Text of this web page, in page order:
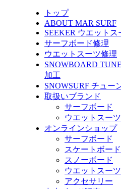
トップ
ABOUT MAR SURF
SEEKER ウエットス
サーフボード修理
ウエットスーツ修理
SNOWBOARD
加工
SNOWSURF チュー
取扱いブランド
サーフボード
ウエットスーツ
オンラインショップ
サーフボード
スケートボード
スノーボード
ウエットスーツ
アクセサリー